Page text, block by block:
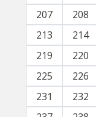
207
208
213
214
219
220
225
226
231
232